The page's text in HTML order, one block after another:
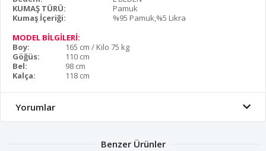
KUMAŞ TÜRÜ:
Pamuk
Kumaş İçeriği:
%95 Pamuk,%5 Likra
MODEL BİLGİLERİ:
Boy:
165 cm / Kilo 75 kg
Göğüs:
110 cm
Bel:
98 cm
Kalça:
118 cm
Yorumlar
Benzer Ürünler